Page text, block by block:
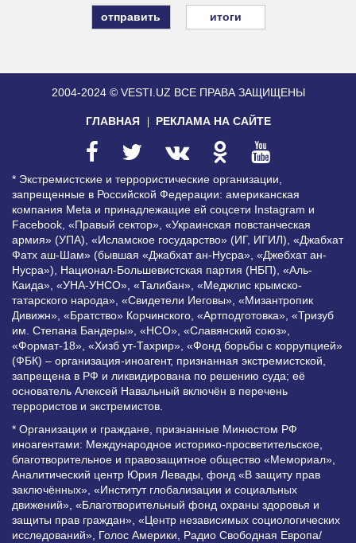
итоги
2004-2024 © VESTI.UZ ВСЕ ПРАВА ЗАЩИЩЕНЫ
ГЛАВНАЯ РЕКЛАМА НА САЙТЕ
* Экстремистские и террористические организации,
запрещенные в Российской Федерации: американская
компания Meta и принадлежащие ей соцсети Instagram и
Facebook, «Правый сектор», «Украинская повстанческая
армия» (УПА), «Исламское государство» (ИГ, ИГИЛ), «Джабхат
Фатх аш-Шам» (бывшая «Джабхат ан-Нусра», «Джебхат ан-
Нусра»), Национал-Большевистская партия (НБП), «Аль-
Каида», «УНА-УНСО», «Талибан», «Меджлис крымско-
татарского народа», «Свидетели Иеговы», «Мизантропик
Дивижн», «Братство» Корчинского, «Артподготовка», «Тризуб
им. Степана Бандеры», «НСО», «Славянский союз»,
«Формат-18», «Хизб ут-Тахрир», «Фонд борьбы с коррупцией»
(ФБК) – организация-иноагент, признанная экстремистской,
запрещена в РФ и ликвидирована по решению суда; её
основатель Алексей Навальный включён в перечень
террористов и экстремистов.
* Организации и граждане, признанные Минюстом РФ
иноагентами: Международное историко-просветительское,
благотворительное и правозащитное общество «Мемориал»,
Аналитический центр Юрия Левады, фонд «В защиту прав
заключённых», «Институт глобализации и социальных
движений», «Благотворительный фонд охраны здоровья и
защиты прав граждан», «Центр независимых социологических
исследований», Голос Америки, Радио Свободная Европа/